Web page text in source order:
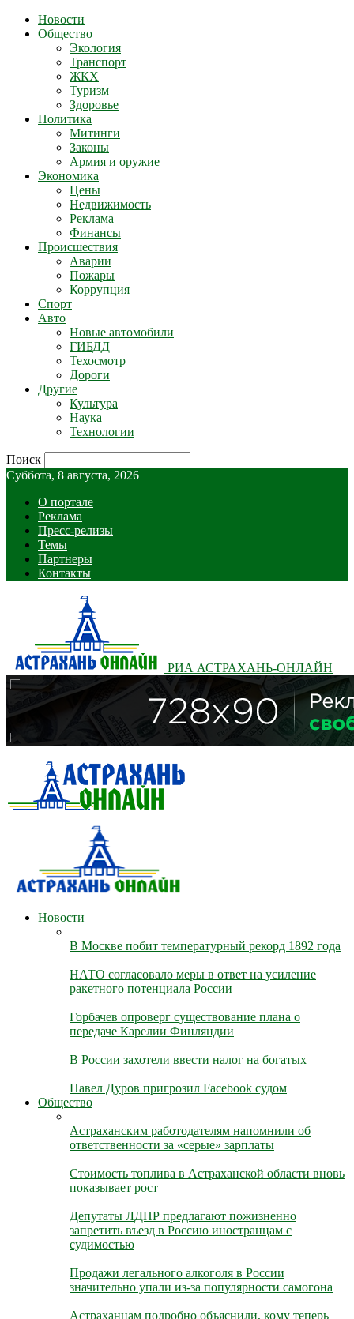
Новости
Общество
Экология
Транспорт
ЖКХ
Туризм
Здоровье
Политика
Митинги
Законы
Армия и оружие
Экономика
Цены
Недвижимость
Реклама
Финансы
Происшествия
Аварии
Пожары
Коррупция
Спорт
Авто
Новые автомобили
ГИБДД
Техосмотр
Дороги
Другие
Культура
Наука
Технологии
Поиск
Суббота, 8 августа, 2026
О портале
Реклама
Пресс-релизы
Темы
Партнеры
Контакты
РИА АСТРАХАНЬ-ОНЛАЙН
Новости
В Москве побит температурный рекорд 1892 года
НАТО согласовало меры в ответ на усиление
ракетного потенциала России
Горбачев опроверг существование плана о
передаче Карелии Финляндии
В России захотели ввести налог на богатых
Павел Дуров пригрозил Facebook судом
Общество
Астраханским работодателям напомнили об
ответственности за «серые» зарплаты
Стоимость топлива в Астраханской области вновь
показывает рост
Депутаты ЛДПР предлагают пожизненно
запретить въезд в Россию иностранцам с
судимостью
Продажи легального алкоголя в России
значительно упали из-за популярности самогона
Астраханцам подробно объяснили, кому теперь